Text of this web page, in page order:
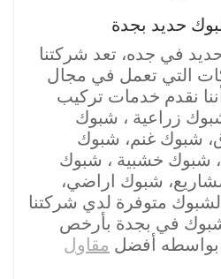
حديد بجدة
في جده، تعد شركتنا
التي تعمل في مجال
نقدم خدمات تركيب
زراعية ، شبوك
شبوك غنم، شبوك
شبوك خشبية ، شبوك
شبوك اراضي،
متوفرة لدي شركتنا
في بجدة بأرخص
بواسطه أفضل مقاول